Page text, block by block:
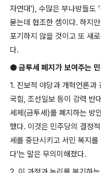
자연대'), 수많은 부나방들도 ‘
묻는데 협조한 셈이다. 하지
포기하지 않을 것이고 또 새
다.
● 금투세 폐지가 보여주는
1. 진보적 야당과 개혁언론과
국힘, 조선일보 등이 강력 반
세제 (금투세 )를 폐지하는 방
했다. 이것은 민주당의 결정
세를 중단시키고 서민 복지
다'는 말은 무의미해졌다.